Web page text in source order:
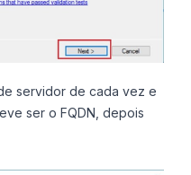
servidor de cada vez e
ser o FQDN, depois